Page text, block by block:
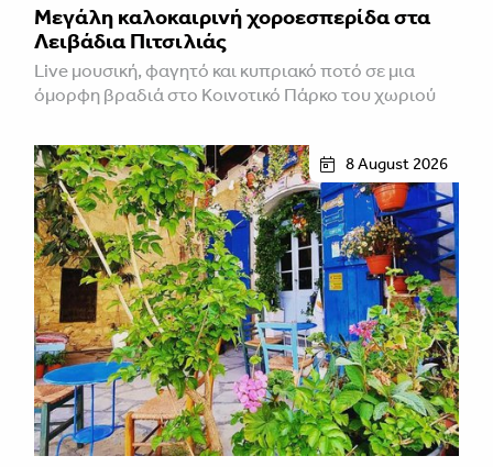
Μεγάλη καλοκαιρινή χοροεσπερίδα στα
Λειβάδια Πιτσιλιάς
Live μουσική, φαγητό και κυπριακό ποτό σε μια
όμορφη βραδιά στο Κοινοτικό Πάρκο του χωριού
8 August 2026